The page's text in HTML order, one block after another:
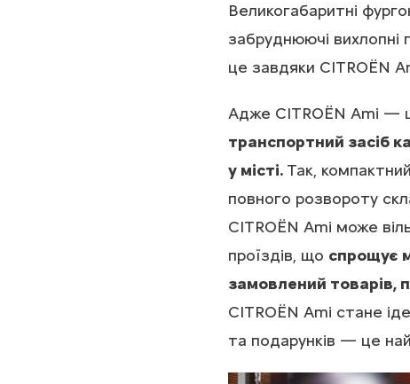
Великогабаритні
забруднюючі вихлопні
це завдяки CITROЁN
Адже CITROЁN Ami —
транспортний засіб
у місті. Так,
повного розвороту
CITROЁN Ami може
проїздів, що спрощує
замовлений товарів,
CITROЁN Ami стане
та подарунків — це